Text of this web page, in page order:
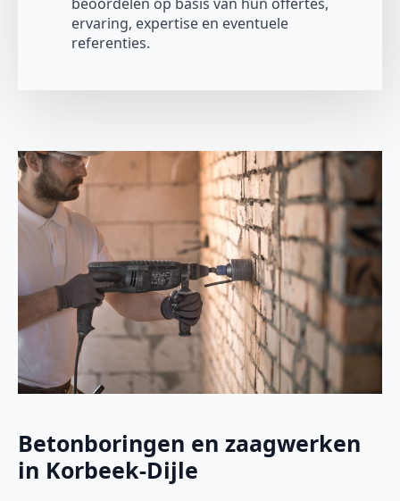
ervaring, expertise en eventuele
referenties.
Betonboringen en zaagwerken
in Korbeek-Dijle